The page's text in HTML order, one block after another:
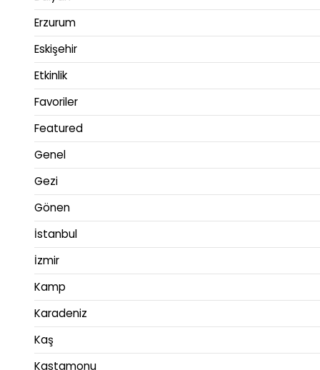
Erzurum
Eskişehir
Etkinlik
Favoriler
Featured
Genel
Gezi
Gönen
İstanbul
İzmir
Kamp
Karadeniz
Kaş
Kastamonu